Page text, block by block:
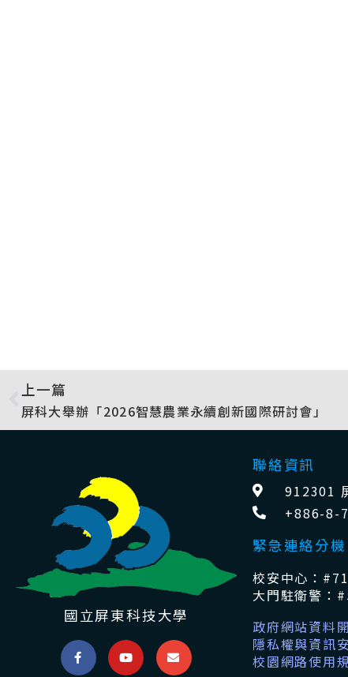
上一篇
屏科大舉辦「2026智慧農業永續創新國際研討會」
國立屏東科技大學
聯絡資訊
912301
+886-8-
緊急連絡分機
校安中心：
大門駐衛警：
政府網站資料
隱私權與資訊
校園網路使用